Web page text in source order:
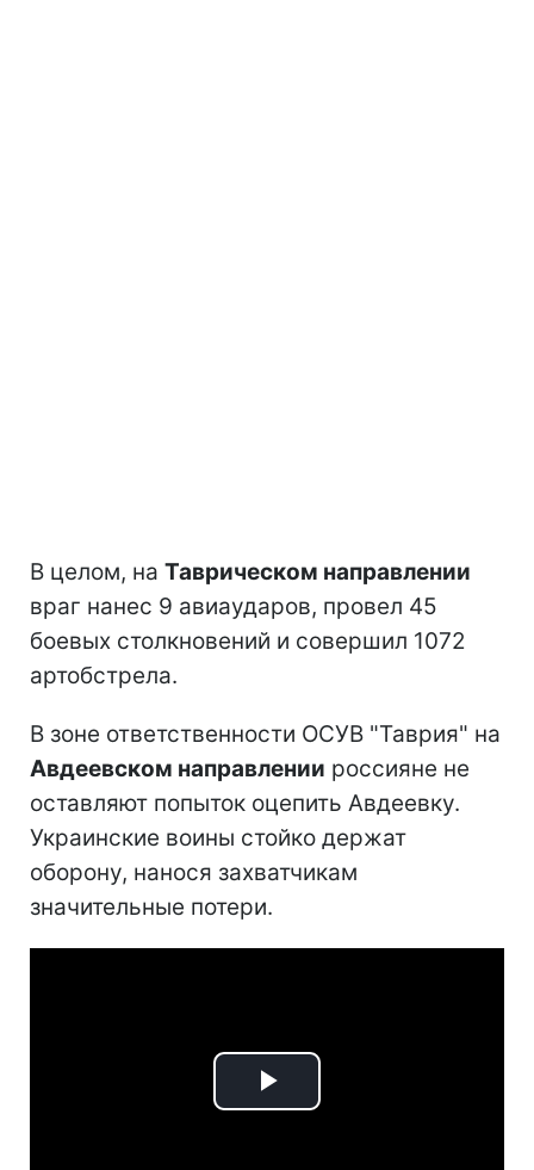
В целом, на Таврическом направлении
враг нанес 9 авиаударов, провел 45
боевых столкновений и совершил 1072
артобстрела.
В зоне ответственности ОСУВ "Таврия" на
Авдеевском направлении россияне не
оставляют попыток оцепить Авдеевку.
Украинские воины стойко держат
оборону, нанося захватчикам
значительные потери.
Play